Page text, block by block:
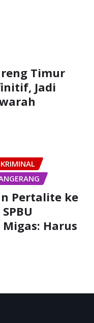
Timur
Jadi
Pertalite ke
Harus